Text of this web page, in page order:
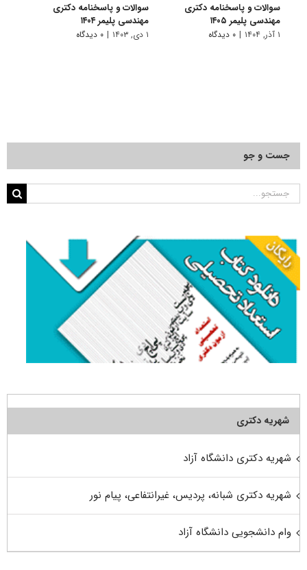
سوالات و پاسخنامه دکتری
مهندسی پلیمر ۱۴۰۵
۱ آذر, ۱۴۰۴ | ۰ دیدگاه
سوالات و پاسخنامه دکتری
مهندسی پلیمر ۱۴۰۴
۱ دی, ۱۴۰۳ | ۰ دیدگاه
جست و جو
جستجو
شهریه دکتری
شهریه دکتری دانشگاه آزاد
شهریه دکتری شبانه، پردیس، غیرانتفاعی، پیام نور
وام دانشجویی دانشگاه آزاد